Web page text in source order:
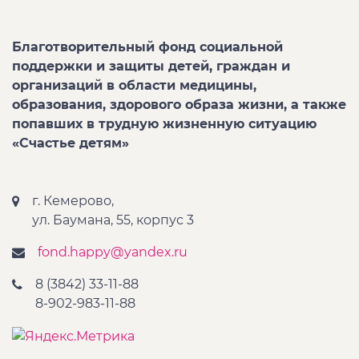
Благотворительный фонд социальной
поддержки и защиты детей, граждан и
организаций в области медицины,
образования, здорового образа жизни, а также
попавших в трудную жизненную ситуацию
«Счастье детям»
г. Кемерово,
ул. Баумана, 55, корпус 3
fond.happy@yandex.ru
8 (3842) 33-11-88
8-902-983-11-88